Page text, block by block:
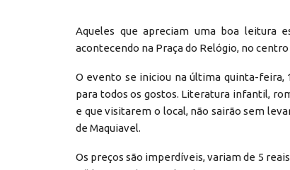
Aqueles que apreciam uma boa leitura
acontecendo na Praça do Relógio, no
O evento se iniciou na última quinta-feira,
para todos os gostos. Literatura infantil,
e que visitarem o local, não sairão sem
de Maquiavel.
Os preços são imperdíveis, variam de 5